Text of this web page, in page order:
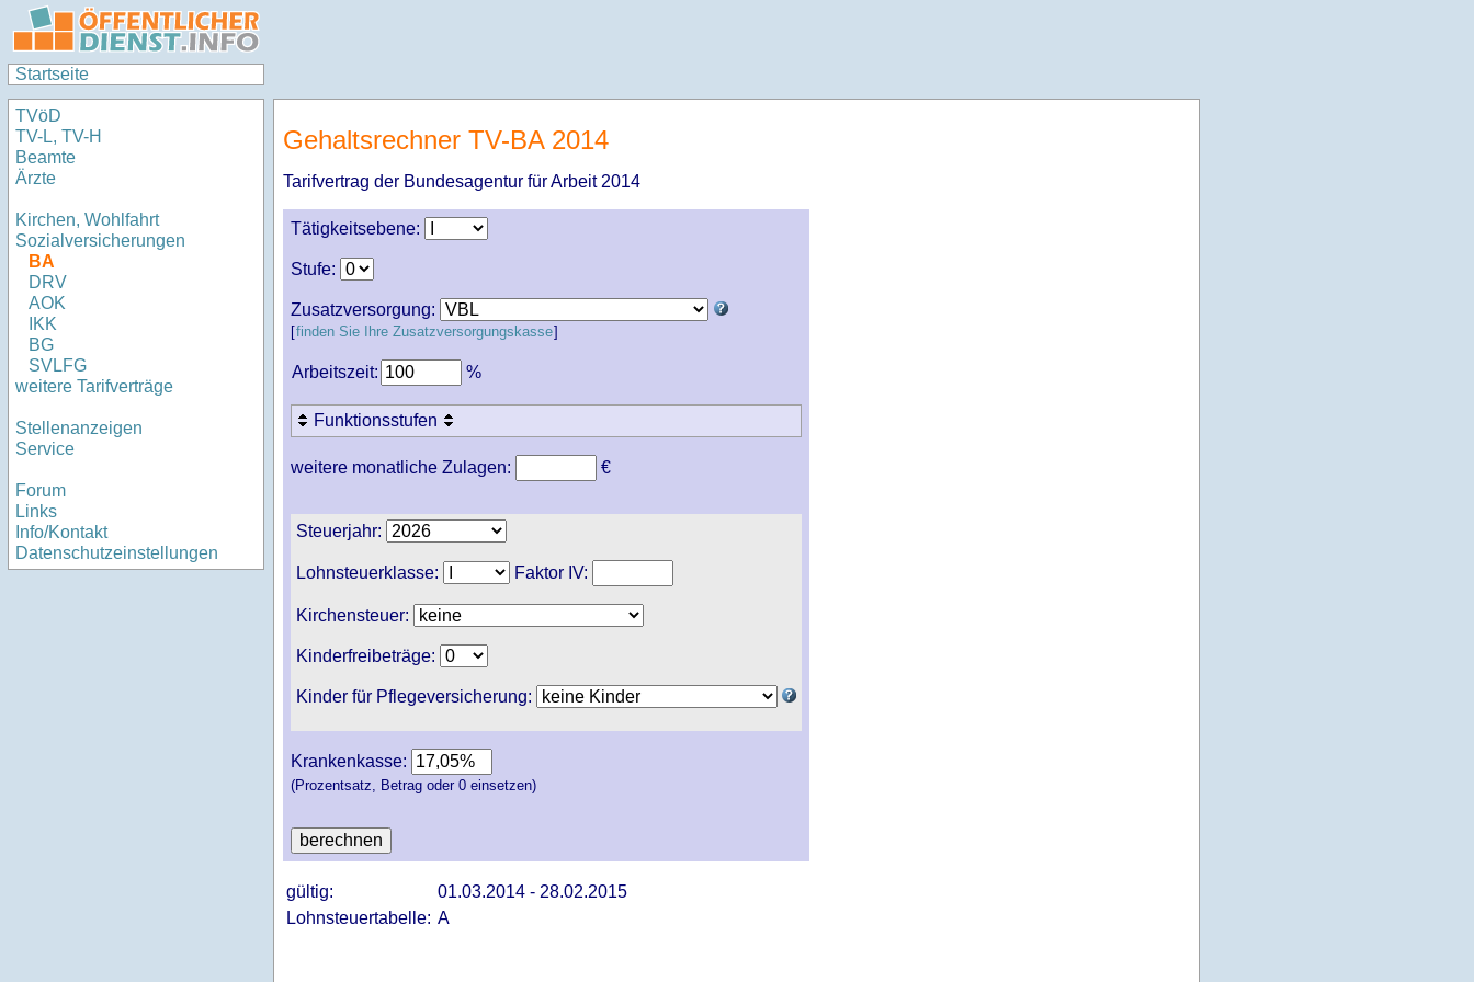
Startseite
TVöD
TV-L, TV-H
Beamte
Ärzte
Kirchen, Wohlfahrt
Sozialversicherungen
BA
DRV
AOK
IKK
BG
SVLFG
weitere Tarifverträge
Stellenanzeigen
Service
Forum
Links
Info/Kontakt
Datenschutzeinstellungen
Gehaltsrechner TV-BA 2014
Tarifvertrag der Bundesagentur für Arbeit 2014
Tätigkeitsebene:
Stufe:
Zusatzversorgung:
[finden Sie Ihre Zusatzversorgungskasse]
Arbeitszeit: %
Funktionsstufen
weitere monatliche Zulagen: €
Steuerjahr:
Lohnsteuerklasse: Faktor IV:
Kirchensteuer:
Kinderfreibeträge:
Kinder für Pflegeversicherung:
Krankenkasse:
(Prozentsatz, Betrag oder 0 einsetzen)
gültig:
01.03.2014 - 28.02.2015
Lohnsteuertabelle: A